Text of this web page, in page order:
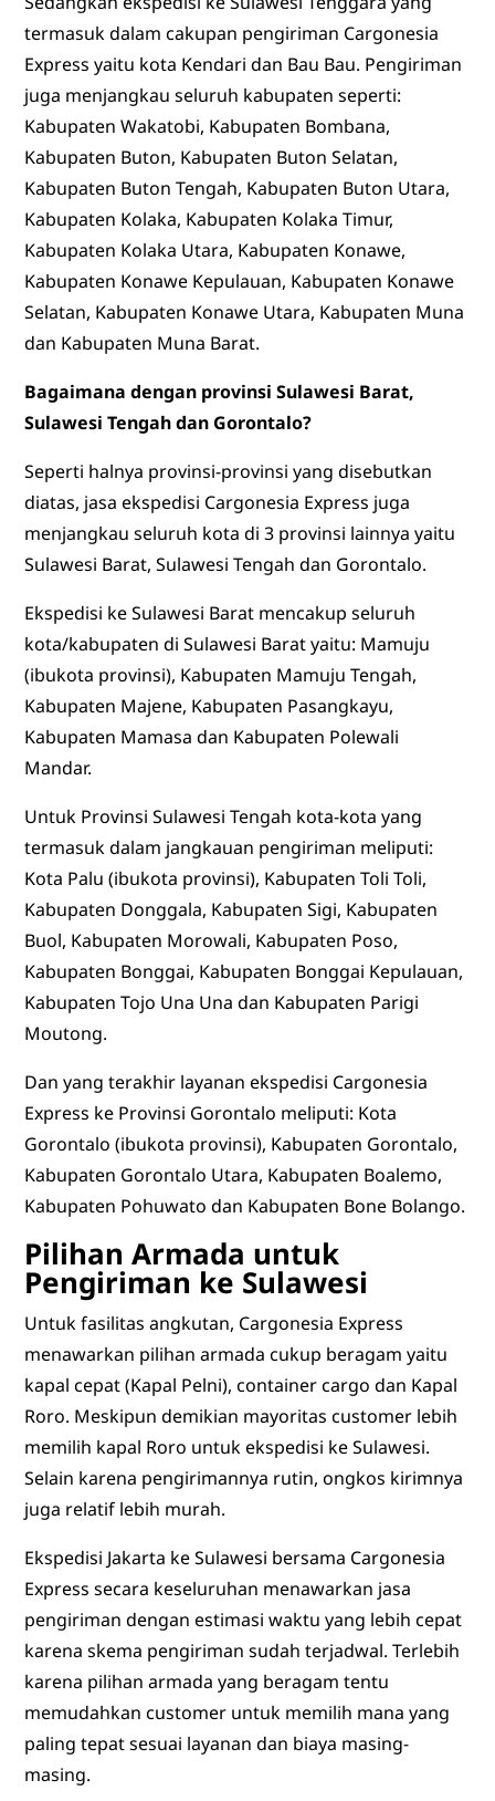
termasuk dalam cakupan pengiriman Cargonesia
Express yaitu kota Kendari dan Bau Bau. Pengiriman
juga menjangkau seluruh kabupaten seperti:
Kabupaten Wakatobi, Kabupaten Bombana,
Kabupaten Buton, Kabupaten Buton Selatan,
Kabupaten Buton Tengah, Kabupaten Buton Utara,
Kabupaten Kolaka, Kabupaten Kolaka Timur,
Kabupaten Kolaka Utara, Kabupaten Konawe,
Kabupaten Konawe Kepulauan, Kabupaten Konawe
Selatan, Kabupaten Konawe Utara, Kabupaten Muna
dan Kabupaten Muna Barat.
Bagaimana dengan provinsi Sulawesi Barat,
Sulawesi Tengah dan Gorontalo?
Seperti halnya provinsi-provinsi yang disebutkan
diatas, jasa ekspedisi Cargonesia Express juga
menjangkau seluruh kota di 3 provinsi lainnya yaitu
Sulawesi Barat, Sulawesi Tengah dan Gorontalo.
Ekspedisi ke Sulawesi Barat mencakup seluruh
kota/kabupaten di Sulawesi Barat yaitu: Mamuju
(ibukota provinsi), Kabupaten Mamuju Tengah,
Kabupaten Majene, Kabupaten Pasangkayu,
Kabupaten Mamasa dan Kabupaten Polewali
Mandar.
Untuk Provinsi Sulawesi Tengah kota-kota yang
termasuk dalam jangkauan pengiriman meliputi:
Kota Palu (ibukota provinsi), Kabupaten Toli Toli,
Kabupaten Donggala, Kabupaten Sigi, Kabupaten
Buol, Kabupaten Morowali, Kabupaten Poso,
Kabupaten Bonggai, Kabupaten Bonggai Kepulauan,
Kabupaten Tojo Una Una dan Kabupaten Parigi
Moutong.
Dan yang terakhir layanan ekspedisi Cargonesia
Express ke Provinsi Gorontalo meliputi: Kota
Gorontalo (ibukota provinsi), Kabupaten Gorontalo,
Kabupaten Gorontalo Utara, Kabupaten Boalemo,
Kabupaten Pohuwato dan Kabupaten Bone Bolango.
Pilihan Armada untuk
Pengiriman ke Sulawesi
Untuk fasilitas angkutan, Cargonesia Express
menawarkan pilihan armada cukup beragam yaitu
kapal cepat (Kapal Pelni), container cargo dan Kapal
Roro. Meskipun demikian mayoritas customer lebih
memilih kapal Roro untuk ekspedisi ke Sulawesi.
Selain karena pengirimannya rutin, ongkos kirimnya
juga relatif lebih murah.
Ekspedisi Jakarta ke Sulawesi bersama Cargonesia
Express secara keseluruhan menawarkan jasa
pengiriman dengan estimasi waktu yang lebih cepat
karena skema pengiriman sudah terjadwal. Terlebih
karena pilihan armada yang beragam tentu
memudahkan customer untuk memilih mana yang
paling tepat sesuai layanan dan biaya masing-
masing.